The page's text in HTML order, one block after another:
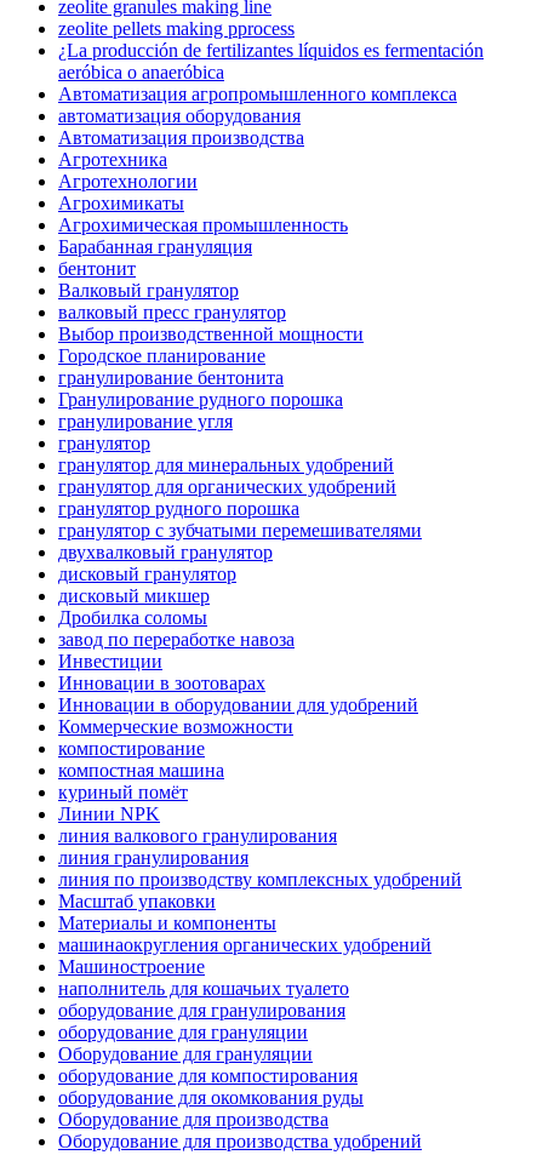
zeolite granules making line
zeolite pellets making pprocess
¿La producción de fertilizantes líquidos es fermentación
aeróbica o anaeróbica
Автоматизация агропромышленного комплекса
автоматизация оборудования
Автоматизация производства
Агротехника
Агротехнологии
Агрохимикаты
Агрохимическая промышленность
Барабанная грануляция
бентонит
Валковый гранулятор
валковый пресс гранулятор
Выбор производственной мощности
Городское планирование
гранулирование бентонита
Гранулирование рудного порошка
гранулирование угля
гранулятор
гранулятор для минеральных удобрений
гранулятор для органических удобрений
гранулятор рудного порошка
гранулятор с зубчатыми перемешивателями
двухвалковый гранулятор
дисковый гранулятор
дисковый микшер
Дробилка соломы
завод по переработке навоза
Инвестиции
Инновации в зоотоварах
Инновации в оборудовании для удобрений
Коммерческие возможности
компостирование
компостная машина
куриный помёт
Линии NPK
линия валкового гранулирования
линия гранулирования
линия по производству комплексных удобрений
Масштаб упаковки
Материалы и компоненты
машинаокругления органических удобрений
Машиностроение
наполнитель для кошачьих туалето
оборудование для гранулирования
оборудование для грануляции
Оборудование для грануляции
оборудование для компостирования
оборудование для окомкования руды
Оборудование для производства
Оборудование для производства удобрений